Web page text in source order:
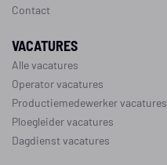
Contact
VACATURES
Alle vacatures
Operator vacatures
Productiemedewerker vacatures
Ploegleider vacatures
Dagdienst vacatures